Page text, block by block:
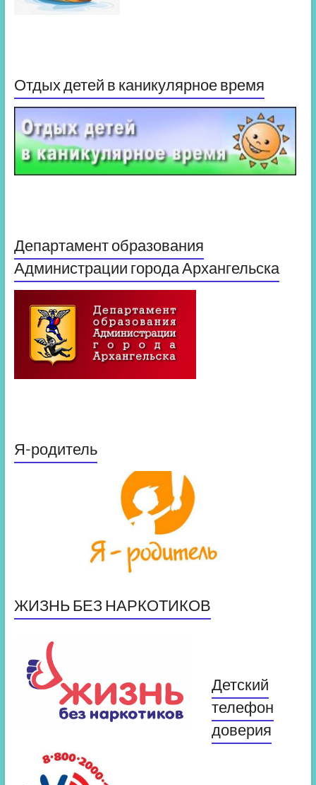
Отдых детей в каникулярное время
Департамент образования
Администрации города Архангельска
Я-родитель
ЖИЗНЬ БЕЗ НАРКОТИКОВ
Детский
телефон
доверия